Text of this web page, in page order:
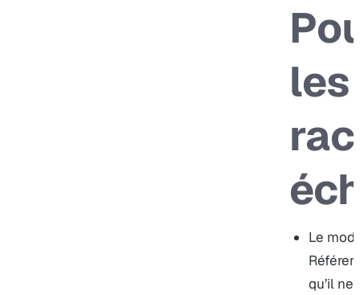
les
Le
qu’il ne